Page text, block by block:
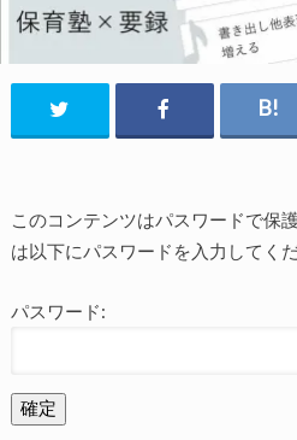
このコンテンツはパスワードで保
は以下にパスワードを入力してくだ
パスワード: